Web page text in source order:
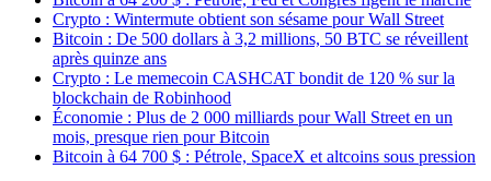
Crypto : Wintermute obtient son sésame pour Wall Street
Bitcoin : De 500 dollars à 3,2 millions, 50 BTC se réveillent
après quinze ans
Crypto : Le memecoin CASHCAT bondit de 120 % sur la
blockchain de Robinhood
Économie : Plus de 2 000 milliards pour Wall Street en un
mois, presque rien pour Bitcoin
Bitcoin à 64 700 $ : Pétrole, SpaceX et altcoins sous pression